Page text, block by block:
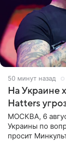
50 минут назад
На Украине
Hatters
МОСКВА, 6
Украины по
просит